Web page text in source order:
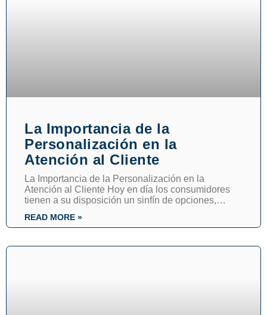
La Importancia de la
Personalización en la
Atención al Cliente
La Importancia de la Personalización en la
Atención al Cliente Hoy en día los consumidores
tienen a su disposición un sinfín de opciones,
READ MORE »